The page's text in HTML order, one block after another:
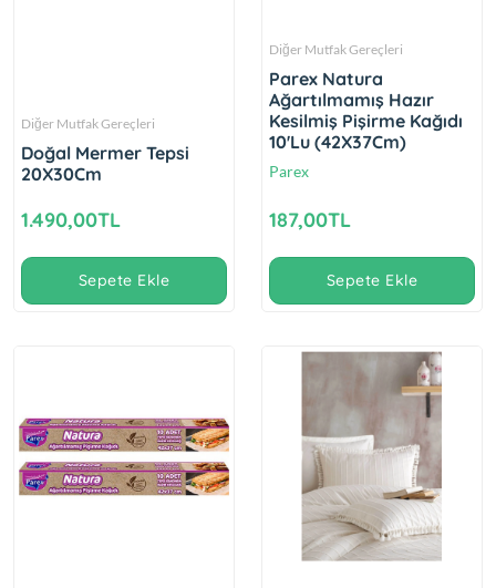
Diğer Mutfak Gereçleri
Doğal Mermer Tepsi
20X30Cm
1.490,00TL
Sepete Ekle
Diğer Mutfak Gereçleri
Parex Natura
Ağartılmamış Hazır
Kesilmiş Pişirme Kağıdı
10'Lu (42X37Cm)
Parex
187,00TL
Sepete Ekle